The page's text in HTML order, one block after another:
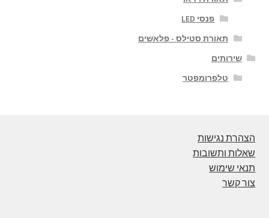
פנסי LED
תאורת סטילס - פלאשים
שירותים
טלפרומפטר
הצהרת נגישות
שאלות ותשובות
תנאי שימוש
צור קשר